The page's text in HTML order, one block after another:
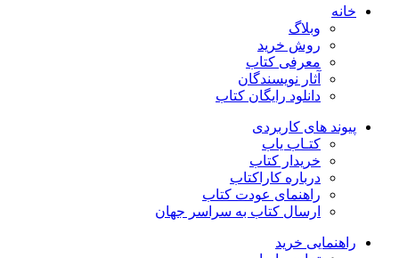
خانه
وبلاگ
روش خرید
معرفی کتاب
آثار نویسندگان
دانلود رایگان کتاب
پیوند های کاربردی
کتـاب یاب
خریدار کتاب
درباره کاراکتاب
راهنمای عودت کتاب
ارسال کتاب به سراسر جهان
راهنمایی خرید